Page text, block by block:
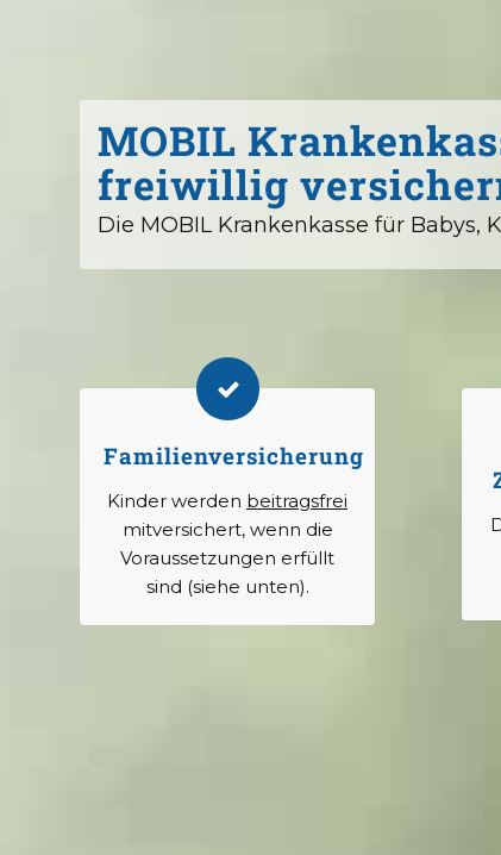
MOBIL
freiwillig
Die MOBIL Krankenkasse für Babys,
Familienversicherung
Kinder werden beitragsfrei
mitversichert, wenn die
Voraussetzungen erfüllt
sind (siehe unten).